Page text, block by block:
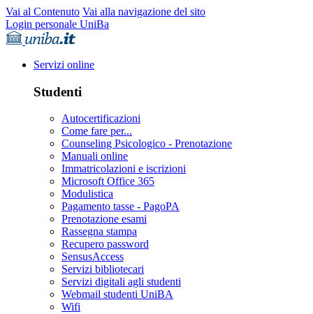
Vai al Contenuto Vai alla navigazione del sito
Login personale UniBa
Servizi online
Studenti
Autocertificazioni
Come fare per...
Counseling Psicologico - Prenotazione
Manuali online
Immatricolazioni e iscrizioni
Microsoft Office 365
Modulistica
Pagamento tasse - PagoPA
Prenotazione esami
Rassegna stampa
Recupero password
SensusAccess
Servizi bibliotecari
Servizi digitali agli studenti
Webmail studenti UniBA
Wifi